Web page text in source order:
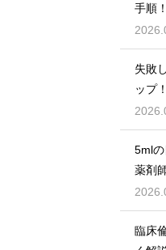
手順
失敗
ップ
5ml
薬剤
臨床